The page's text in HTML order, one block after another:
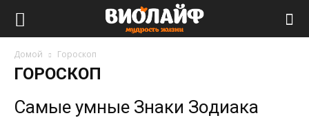
Домой Гороскоп
ГОРОСКОП
Самые умные Знаки Зодиака